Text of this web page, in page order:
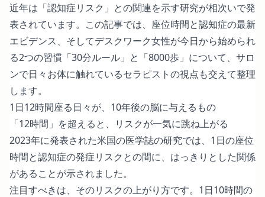
近年は「認知症リスク」との関連を示す研究が相次いで発
表されています。この記事では、座位時間と認知症の最新
エビデンス、そしてデスクワーク女性が今日から始められ
る2つの習慣「30分ルール」と「8000歩」について、サロ
ンで日々お体に触れているセラピストの視点も交えて整理
します。
1日12時間座る日々が、10年後の脳に与えるもの
「12時間」を超えると、リスクが一気に跳ね上がる
2023年に発表された米国の医学誌の研究では、1日の座位
時間と認知症の発症リスクとの間に、はっきりとした関係
があることが示されました。
注目すべきは、そのリスクの上がり方です。1日10時間の